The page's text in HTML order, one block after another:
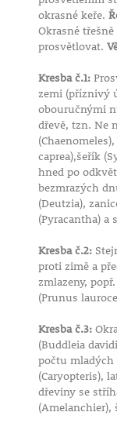
okrasné keře.
Okrasné
prosvětlovat.
Kresba č.1:
zemi (příznivý
obouručnými
dřevě, tzn. Ne
caprea),šeřík
hned po
bezmrazých
(Deutzia),
(Pyracantha) a
Kresba č.2:
proti zimě a
zmlazeny,
(Prunus
Kresba č.3:
(Buddleia
počtu mladých
(Caryopteris),
dřeviny se
(Amelanchier),